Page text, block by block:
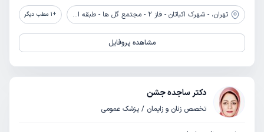
تهران، - شهرک اکباتان - فاز 2 - مجتمع گل ها - طبقه اول - پلاک 120 +
1 مطب دیگر
مشاهده پروفایل
دکتر ساجده جشن
تخصص زنان و زایمان / پزشک عمومی